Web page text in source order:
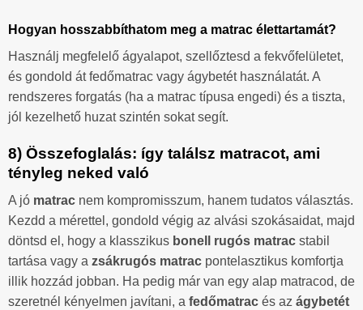
Hogyan hosszabbíthatom meg a matrac élettartamát?
Használj megfelelő ágyalapot, szellőztesd a fekvőfelületet,
és gondold át fedőmatrac vagy ágybetét használatát. A
rendszeres forgatás (ha a matrac típusa engedi) és a tiszta,
jól kezelhető huzat szintén sokat segít.
8) Összefoglalás: így találsz matracot, ami
tényleg neked való
A jó matrac nem kompromisszum, hanem tudatos választás.
Kezdd a mérettel, gondold végig az alvási szokásaidat, majd
döntsd el, hogy a klasszikus bonell rugós matrac stabil
tartása vagy a zsákrugós matrac pontelasztikus komfortja
illik hozzád jobban. Ha pedig már van egy alap matracod, de
szeretnél kényelmen javítani, a fedőmatrac és az ágybetét